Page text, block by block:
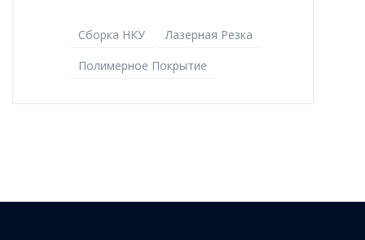
Сборка НКУ
Лазерная Резка
Полимерное Покрытие